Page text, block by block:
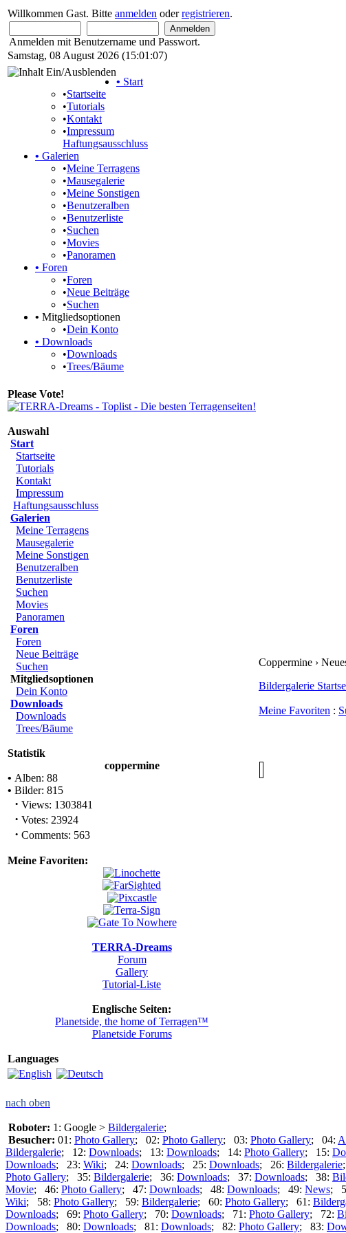
Willkommen Gast. Bitte anmelden oderregistrieren.
Anmelden mit Benutzername und Passwort.
Samstag, 08 August 2026 (15:01:07)
• Start
•Startseite
•Tutorials
•Kontakt
•Impressum
Haftungsausschluss
• Galerien
•Meine Terragens
•Mausegalerie
•Meine Sonstigen
•Benutzeralben
•Benutzerliste
•Suchen
•Movies
•Panoramen
• Foren
•Foren
•Neue Beiträge
•Suchen
• Mitgliedsoptionen
•Dein Konto
• Downloads
•Downloads
•Trees/Bäume
Please Vote!
Auswahl
Start
Startseite
Tutorials
Kontakt
Impressum
Haftungsausschluss
Galerien
Meine Terragens
Mausegalerie
Meine Sonstigen
Benutzeralben
Benutzerliste
Suchen
Movies
Panoramen
Foren
Foren
Neue Beiträge
Suchen
Mitgliedsoptionen
Dein Konto
Downloads
Downloads
Trees/Bäume
Statistik
coppermine
• Alben: 88
• Bilder: 815
· Views: 1303841
· Votes: 23924
· Comments: 563
Meine Favoriten:
TERRA-Dreams
Forum
Gallery
Tutorial-Liste
Englische Seiten:
Planetside, the home of Terragen™
Planetside Forums
Languages
Coppermine ›
Bildergalerie
Meine Favoriten :
nach oben
Roboter: 1: Google > Bildergalerie;
Besucher: 01: Photo Gallery; 02: Photo Gallery; 03: Photo Gallery; 04:
Bildergalerie; 12: Downloads; 13: Downloads; 14: Photo Gallery; 15:
Downloads; 23: Wiki; 24: Downloads; 25: Downloads; 26: Bildergalerie
Photo Gallery; 35: Bildergalerie; 36: Downloads; 37: Downloads; 38:
Movie; 46: Photo Gallery; 47: Downloads; 48: Downloads; 49: News;
Wiki; 58: Photo Gallery; 59: Bildergalerie; 60: Photo Gallery; 61:
Downloads; 69: Photo Gallery; 70: Downloads; 71: Photo Gallery; 72:
Downloads; 80: Downloads; 81: Downloads; 82: Photo Gallery; 83: